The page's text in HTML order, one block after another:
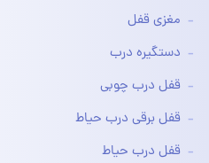
مغزی قفل
دستگیره درب
قفل درب چوبی
قفل برقی درب حیاط
قفل درب حیاط